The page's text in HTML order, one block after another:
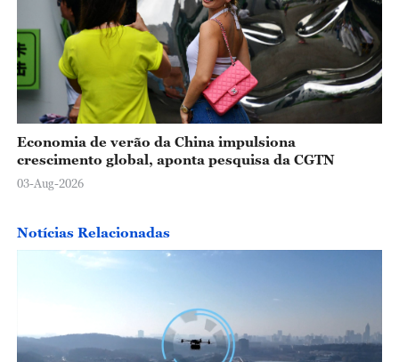
Economia de verão da China impulsiona
crescimento global, aponta pesquisa da CGTN
03-Aug-2026
Notícias Relacionadas